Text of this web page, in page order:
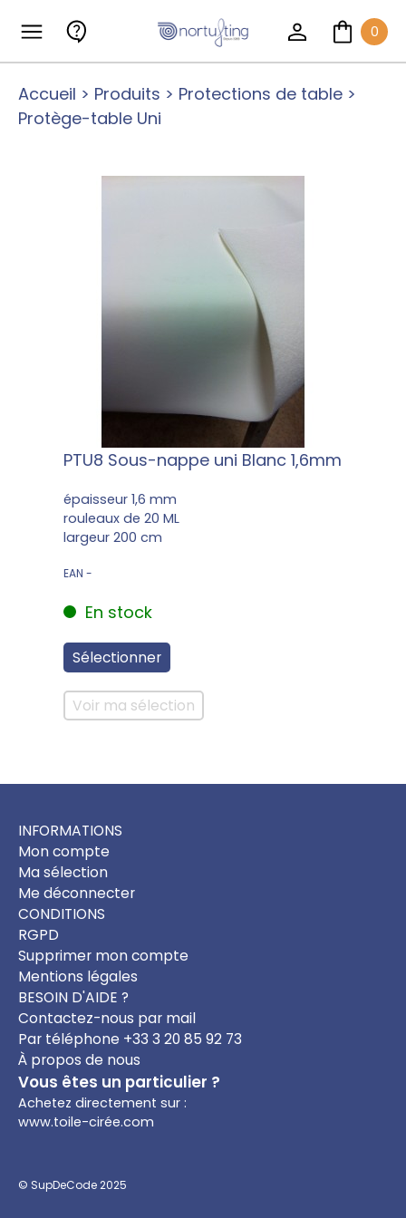
0
Accueil > Produits > Protections de table >
Protège-table Uni
PTU8 Sous-nappe uni Blanc 1,6mm
épaisseur 1,6 mm
rouleaux de 20 ML
largeur 200 cm
EAN -
En stock
Sélectionner
Voir ma sélection
INFORMATIONS
Mon compte
Ma sélection
Me déconnecter
CONDITIONS
RGPD
Supprimer mon compte
Mentions légales
BESOIN D'AIDE ?
Contactez-nous par mail
Par téléphone +33 3 20 85 92 73
À propos de nous
Vous êtes un particulier ?
Achetez directement sur :
www.toile-cirée.com
© SupDeCode2025